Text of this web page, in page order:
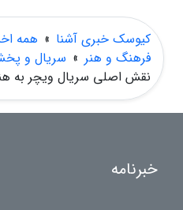
کیوسک خبری آشنا » همه
فرهنگ و هنر » سریال و
نقش اصلی سریال ویچر به
خبرنامه